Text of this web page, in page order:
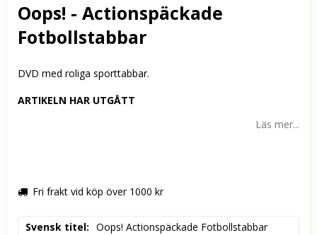
Oops! - Actionspäckade
Fotbollstabbar
DVD med roliga sporttabbar.
ARTIKELN HAR UTGÅTT
Läs mer...
Fri frakt vid köp över 1000 kr
Svensk titel
Oops! Actionspäckade Fotbollstabbar